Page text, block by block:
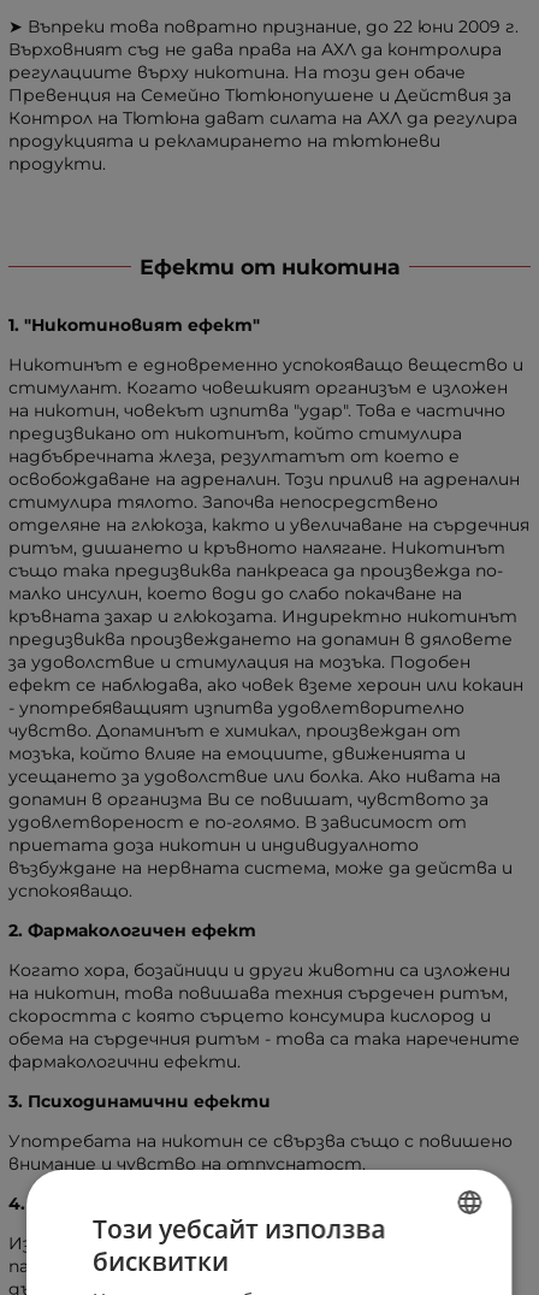
➤ Въпреки това повратно признание, до 22 юни 2009 г.
Върховният съд не дава права на АХЛ да контролира
регулациите върху никотина. На този ден обаче
Превенция на Семейно Тютюнопушене и Действия за
Контрол на Тютюна дават силата на АХЛ да регулира
продукцията и рекламирането на тютюневи
продукти.
Ефекти от никотина
1. "Никотиновият ефект"
Никотинът е едновременно успокояващо вещество и
стимулант. Когато човешкият организъм е изложен
на никотин, човекът изпитва "удар". Това е частично
предизвикано от никотинът, който стимулира
надбъбречната жлеза, резултатът от което е
освобождаване на адреналин. Този прилив на адреналин
стимулира тялото. Започва непосредствено
отделяне на глюкоза, както и увеличаване на сърдечния
ритъм, дишането и кръвното налягане. Никотинът
също така предизвиква панкреаса да произвежда по-
малко инсулин, което води до слабо покачване на
кръвната захар и глюкозата. Индиректно никотинът
предизвиква произвеждането на допамин в дяловете
за удоволствие и стимулация на мозъка. Подобен
ефект се наблюдава, ако човек вземе хероин или кокаин
- употребяващият изпитва удовлетворително
чувство. Допаминът е химикал, произвеждан от
мозъка, който влияе на емоциите, движенията и
усещането за удоволствие или болка. Ако нивата на
допамин в организма Ви се повишат, чувството за
удовлетвореност е по-голямо. В зависимост от
приетата доза никотин и индивидуалното
възбуждане на нервната система, може да действа и
успокояващо.
2. Фармакологичен ефект
Когато хора, бозайници и други животни са изложени
на никотин, това повишава техния сърдечен ритъм,
скоростта с която сърцето консумира кислород и
обема на сърдечния ритъм - това са така наречените
фармакологични ефекти.
3. Психодинамични ефекти
Употребата на никотин се свързва също с повишено
внимание и чувство на отпуснатост.
4. Концентрация и памет
Изследвания са показали, че никотинът подобрява
паметта и концентрацията. Смята се, че това се
дължи на повишените нива на ацетилхолин и
Този уебсайт използва
бисквитки